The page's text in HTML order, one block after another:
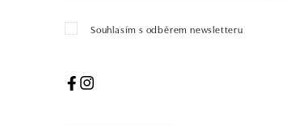
Souhlasím s odběrem newsletteru